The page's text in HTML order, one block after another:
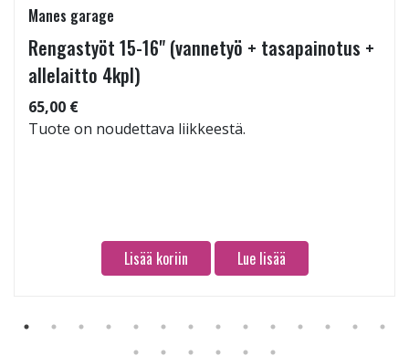
Manes garage
Rengastyöt 15-16" (vannetyö + tasapainotus +
allelaitto 4kpl)
65,00 €
Tuote on noudettava liikkeestä.
Lisää koriin Lue lisää